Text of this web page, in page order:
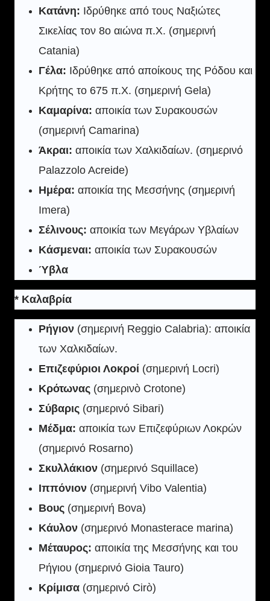
Κατάνη: Ιδρύθηκε από τους Ναξιώτες
Σικελίας τον 8ο αιώνα π.Χ. (σημερινή
Catania)
Γέλα: Ιδρύθηκε από αποίκους της Ρόδου και
Κρήτης το 675 π.Χ. (σημερινή Gela)
Καμαρίνα: αποικία των Συρακουσών
(σημερινή Camarina)
Άκραι: αποικία των Χαλκιδαίων. (σημερινό
Palazzolo Acreide)
Ημέρα: αποικία της Μεσσήνης (σημερινή
Imera)
Σέλινους: αποικία των Μεγάρων Υβλαίων
Κάσμεναι: αποικία των Συρακουσών
Ύβλα
* Καλαβρία
Ρήγιον (σημερινή Reggio Calabria): αποικία
των Χαλκιδαίων.
Επιζεφύριοι Λοκροί (σημερινή Locri)
Κρότωνας (σημερινò Crotone)
Σύβαρις (σημερινό Sibari)
Μέδμα: αποικία των Επιζεφύριων Λοκρών
(σημερινό Rosarno)
Σκυλλάκιον (σημερινό Squillace)
Ιππόνιον (σημερινή Vibo Valentia)
Βους (σημερινή Bova)
Κάυλον (σημερινό Monasterace marina)
Μέταυρος: αποικία της Μεσσήνης και του
Ρήγιου (σημερινό Gioia Tauro)
Κρίμισα (σημερινό Cirò)